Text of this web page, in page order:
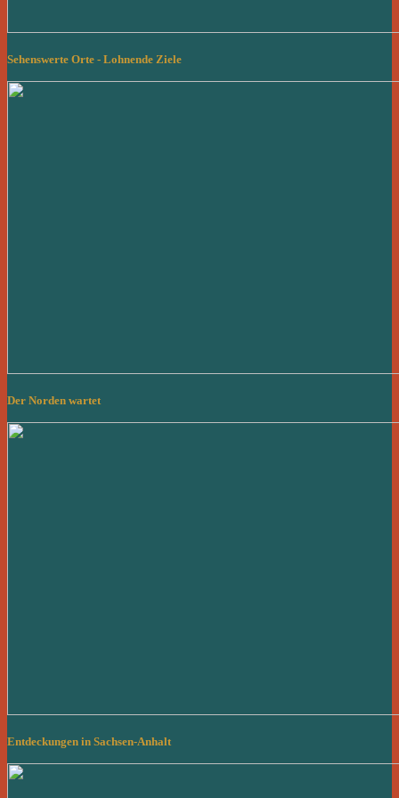
Sehenswerte Orte - Lohnende Ziele
Der Norden wartet
Entdeckungen in Sachsen-Anhalt